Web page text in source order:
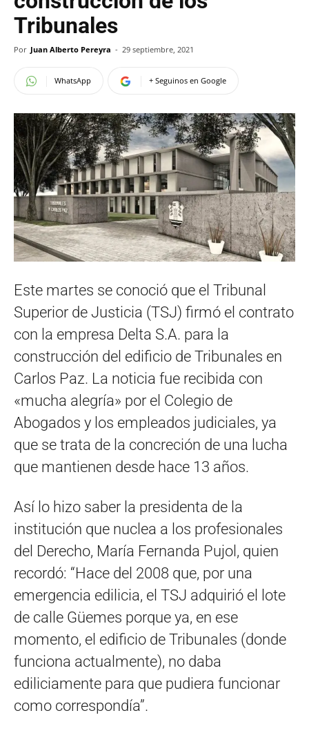
Tribunales
Por Juan Alberto Pereyra - 29 septiembre, 2021
WhatsApp + Seguinos en Google
Este martes se conoció que el Tribunal
Superior de Justicia (TSJ) firmó el contrato
con la empresa Delta S.A. para la
construcción del edificio de Tribunales en
Carlos Paz. La noticia fue recibida con
«mucha alegría» por el Colegio de
Abogados y los empleados judiciales, ya
que se trata de la concreción de una lucha
que mantienen desde hace 13 años.
Así lo hizo saber la presidenta de la
institución que nuclea a los profesionales
del Derecho, María Fernanda Pujol, quien
recordó: “Hace del 2008 que, por una
emergencia edilicia, el TSJ adquirió el lote
de calle Güemes porque ya, en ese
momento, el edificio de Tribunales (donde
funciona actualmente), no daba
ediliciamente para que pudiera funcionar
como correspondía”.